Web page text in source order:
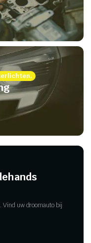
Vind uw droomauto bij